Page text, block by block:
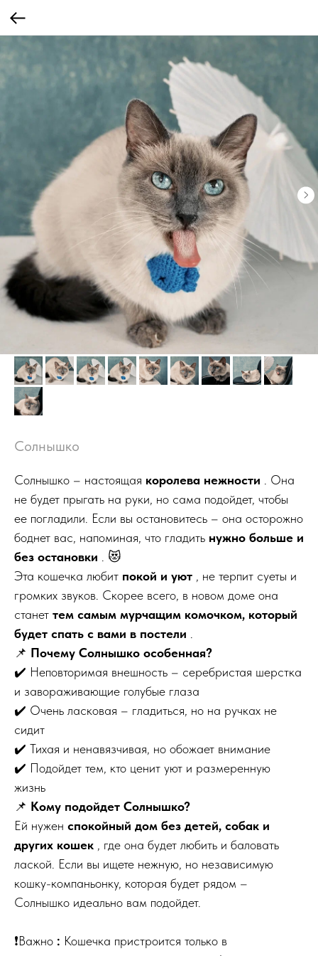
Солнышко
Солнышко – настоящая королева нежности . Она
не будет прыгать на руки, но сама подойдет, чтобы
ее погладили. Если вы остановитесь – она осторожно
боднет вас, напоминая, что гладить нужно больше и
без остановки . 😻
Эта кошечка любит покой и уют , не терпит суеты и
громких звуков. Скорее всего, в новом доме она
станет тем самым мурчащим комочком, который
будет спать с вами в постели
📌 Почему Солнышко особенная?
✔️ Неповторимая внешность – серебристая шерстка
и завораживающие голубые глаза
✔️ Очень ласковая – гладиться, но на ручках не
сидит
✔️ Тихая и ненавязчивая, но обожает внимание
✔️ Подойдет тем, кто ценит уют и размеренную
жизнь
📌 Кому подойдет Солнышко?
Ей нужен спокойный дом без детей, собак и
других кошек , где она будет любить и баловать
лаской. Если вы ищете нежную, но независимую
кошку-компаньонку, которая будет рядом –
Солнышко идеально вам подойдет.
❗Важно : Кошечка пристроится только в